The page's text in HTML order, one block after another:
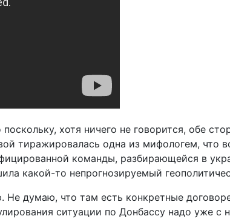
хотя ничего не говорится, обе
тиражировалась одна из мифологем, что
команды, разбирающейся в
какой-то непрогнозируемый
думаю, что там есть конкретные
ситуации по Донбассу надо уже с